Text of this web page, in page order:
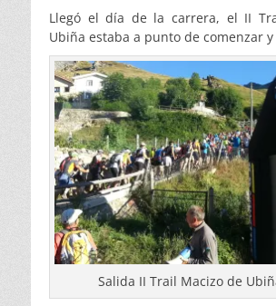
Llegó el día de la carrera, el II
Ubiña estaba a punto de comenzar
Salida II Trail Macizo de